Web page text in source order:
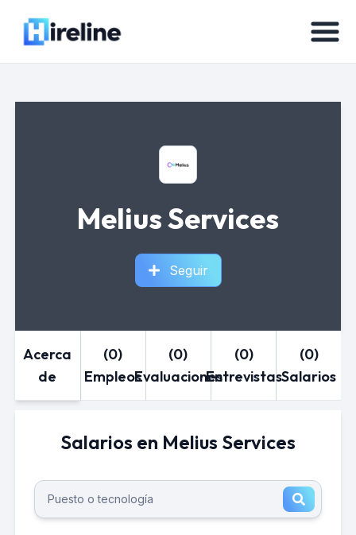
Melius Services
Seguir
Acerca
de
(0)
Empleos
(0)
Evaluaciones
(0)
Entrevistas
(0)
Salarios
Salarios en Melius Services